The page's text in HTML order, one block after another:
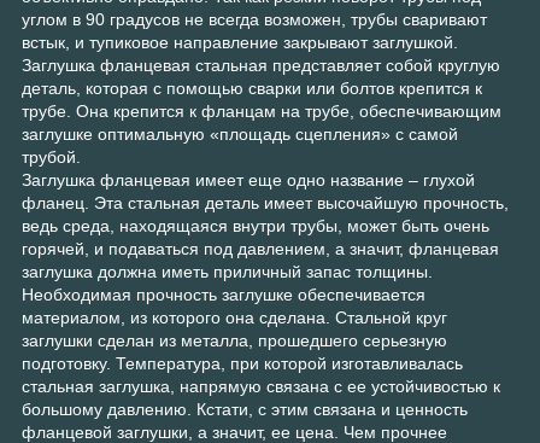
углом в 90 градусов не всегда возможен, трубы сваривают
встык, и тупиковое направление закрывают заглушкой.
Заглушка фланцевая стальная представляет собой круглую
деталь, которая с помощью сварки или болтов крепится к
трубе. Она крепится к фланцам на трубе, обеспечивающим
заглушке оптимальную «площадь сцепления» с самой
трубой.
Заглушка фланцевая имеет еще одно название – глухой
фланец. Эта стальная деталь имеет высочайшую прочность,
ведь среда, находящаяся внутри трубы, может быть очень
горячей, и подаваться под давлением, а значит, фланцевая
заглушка должна иметь приличный запас толщины.
Необходимая прочность заглушке обеспечивается
материалом, из которого она сделана. Стальной круг
заглушки сделан из металла, прошедшего серьезную
подготовку. Температура, при которой изготавливалась
стальная заглушка, напрямую связана с ее устойчивостью к
большому давлению. Кстати, с этим связана и ценность
фланцевой заглушки, а значит, ее цена. Чем прочнее